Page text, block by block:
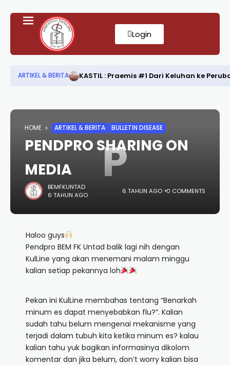
Login
ARTIKEL & BERITA KASTIL : Praemis #1 Dari Keluhan ke
P
HOME ARTIKEL & BERITA BULLETIN DISEASE
PENDPRO SHARING ON
MEDIA
BEMFKUNTAD
6 TAHUN AGO
6 TAHUN AGO 0 COMMENTS
Haloo guys
Pendpro BEM FK Untad balik lagi nih dengan
KulLine yang akan menemani malam minggu
kalian setiap pekannya loh
Pekan ini KulLine membahas tentang “Benarkah
minum es dapat menyebabkan flu?”. Kalian
sudah tahu belum mengenai mekanisme yang
terjadi dalam tubuh kita ketika minum es? kalau
kalian tahu yuk bagikan informasinya dikolom
komentar dan jika belum, don’t worry kalian bisa